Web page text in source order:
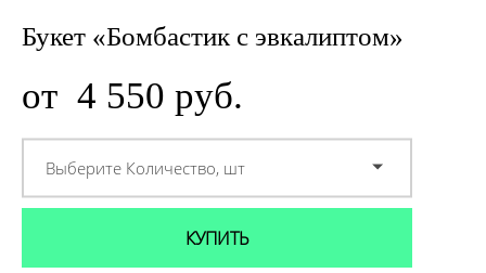
Букет «Бомбастик с эвкалиптом»
от 4 550 pуб.
Выберите Количество, шт
КУПИТЬ